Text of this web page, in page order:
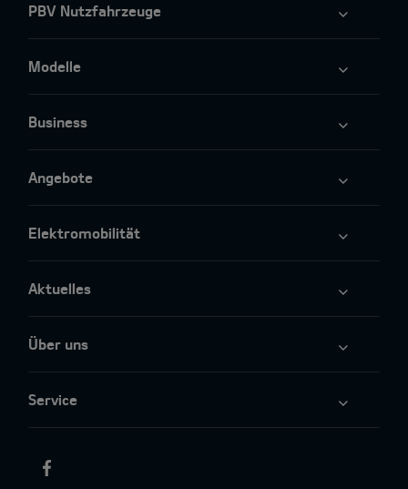
PBV Nutzfahrzeuge
Modelle
Business
Angebote
Elektromobilität
Aktuelles
Über uns
Service